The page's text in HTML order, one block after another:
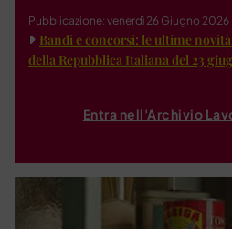
Pubblicazione: venerdì 26 Giugno 2026
Bandi e concorsi: le ultime
della Repubblica Italiana del 23
Entra nell'Archivio